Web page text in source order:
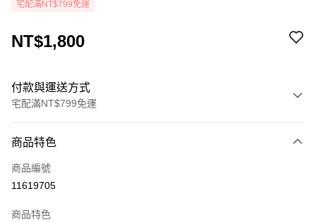
宅配滿NT$799免運
NT$1,800
付款與運送方式
宅配滿NT$799免運
icash Pay
信用卡一次付款
商品特色
商品編號
11619705
商品特色